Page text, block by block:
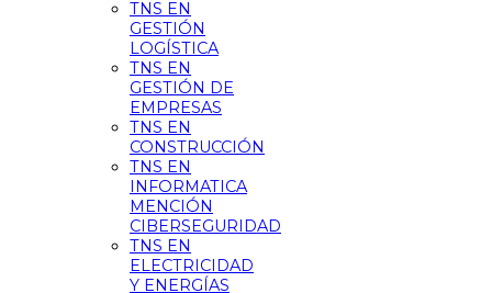
TNS EN
GESTIÓN
LOGÍSTICA
TNS EN
GESTIÓN DE
EMPRESAS
TNS EN
CONSTRUCCIÓN
TNS EN
INFORMATICA
MENCIÓN
CIBERSEGURIDAD
TNS EN
ELECTRICIDAD
Y ENERGÍAS